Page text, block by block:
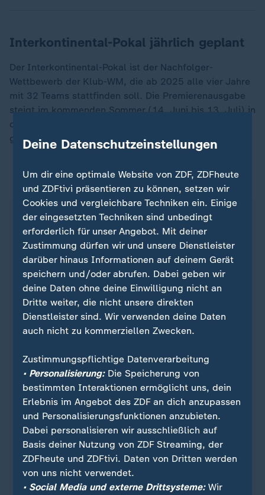
Interkontinental-Pokal jährlich geplant
Der Interkontinental-Pokal ist der Nachfolger-
Wettbewerb der Klub-WM, die ab 2025 alle vier Jahre
mit 32 Teams stattfinden soll. Die Premierenausgabe
steigt im kommenden Sommer (14. Juni bis 13. Juli) in
den USA. Der Interkontinental-Pokal ist jährlich
geplant.
ZDFsportstudio auf WhatsApp
Sie wollen über Sport stets auf dem Laufenden
bleiben? Dann ist unser sportstudio-WhatsApp-
Channel genau das Richtige für Sie. Egal ob
morgens zum Kaffee, mittags zum Lunch oder zum
Feierabend - erhalten Siedie wichtigsten News
direkt auf Ihr Smartphone
ganz einfach für unseren WhatsApp-Channel an:
Deine Datenschutzeinstellungen
Um dir eine optimale Website von ZDF, ZDFheute
und ZDFtivi präsentieren zu können, setzen wir
Cookies und vergleichbare Techniken ein. Einige
der eingesetzten Techniken sind unbedingt
erforderlich für unser Angebot. Mit deiner
Zustimmung dürfen wir und unsere Dienstleister
darüber hinaus Informationen auf deinem Gerät
speichern und/oder abrufen. Dabei geben wir
deine Daten ohne deine Einwilligung nicht an
Dritte weiter, die nicht unsere direkten
Dienstleister sind. Wir verwenden deine Daten
auch nicht zu kommerziellen Zwecken.
Zustimmungspflichtige Datenverarbeitung
• Personalisierung:Die Speicherung von
bestimmten Interaktionen ermöglicht uns, dein
Erlebnis im Angebot des ZDF an dich anzupassen
und Personalisierungsfunktionen anzubieten.
Dabei personalisieren wir ausschließlich auf
Basis deiner Nutzung von ZDF Streaming, der
ZDFheute und ZDFtivi. Daten von Dritten werden
von uns nicht verwendet.
• Social Media und externe Drittsysteme:Wir